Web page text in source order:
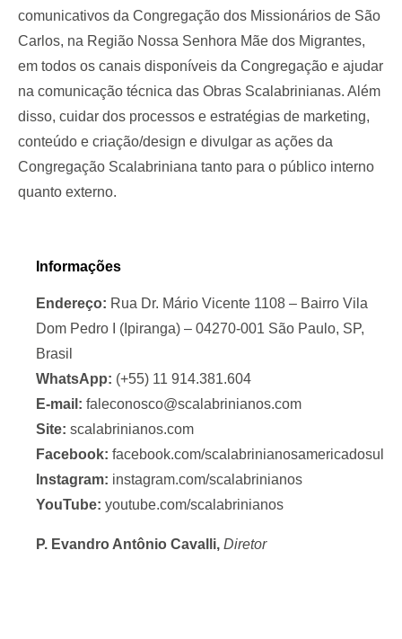
comunicativos da Congregação dos Missionários de São
Carlos, na Região Nossa Senhora Mãe dos Migrantes,
em todos os canais disponíveis da Congregação e ajudar
na comunicação técnica das Obras Scalabrinianas. Além
disso, cuidar dos processos e estratégias de marketing,
conteúdo e criação/design e divulgar as ações da
Congregação Scalabriniana tanto para o público interno
quanto externo.
Informações
Endereço: Rua Dr. Mário Vicente 1108 – Bairro Vila
Dom Pedro I (Ipiranga) – 04270-001 São Paulo, SP,
Brasil
WhatsApp: (+55) 11 914.381.604
E-mail: faleconosco@scalabrinianos.com
Site: scalabrinianos.com
Facebook: facebook.com/scalabrinianosamericadosul
Instagram: instagram.com/scalabrinianos
YouTube: youtube.com/scalabrinianos
P. Evandro Antônio Cavalli, Diretor